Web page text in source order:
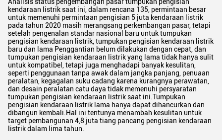
Analisis status pengembangan pasar tumpukan pengisian
kendaraan listrik saat ini, dalam rencana 135, permintaan besar
untuk memenuhi permintaan pengisian 5 juta kendaraan listrik
pada tahun 2020 masih merangsang perkembangan pasar, tetapi
setelah pengenalan standar nasional baru untuk tumpukan
pengisian kendaraan listrik, tumpukan pengisian kendaraan listrik
baru dan lama Penggantian belum dilakukan dengan cepat, dan
tumpukan pengisian kendaraan listrik yang lama tidak hanya sulit
untuk kompatibel, tetapi juga menghadapi banyak kesulitan,
seperti penggunaan tanpa awak dalam jangka panjang, penuaan
peralatan, kegagalan suku cadang karena kurangnya perawatan,
dan desain peralatan catu daya tidak memenuhi persyaratan
tumpukan pengisian kendaraan listrik saat ini.Tumpukan
pengisian kendaraan listrik lama hanya dapat dihancurkan dan
dibangun kembali.Hal ini tentunya menambah kesulitan untuk
target pembangunan 4,8 juta tiang pancang pengisian kendaraan
listrik dalam lima tahun.